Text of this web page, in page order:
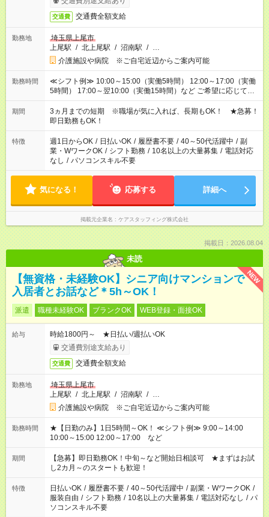
交通費 交通費全額支給
勤務地
埼玉県上尾市
上尾駅 / 北上尾駅 / 沼南駅 / …
介護施設や病院 ※ご自宅近辺からご案内可能
勤務時間
≪シフト例≫ 10:00～15:00（実働5時間） 12:00～17:00（実働
5時間） 17:00～翌10:00（実働15時間）など ご希望に応じて、
働く時間は調整できます！ お気軽に担当へ相談ください！
期間
3ヵ月までの短期 ※職場が気に入れば、長期もOK！ ★急募！
即日勤務もOK！
特徴 週1日からOK / 日払いOK / 履歴書不要 / 40～50代活躍中 / 副
業・WワークOK / シフト勤務 / 10名以上の大量募集 / 電話対応
なし / パソコンスキル不要
気になる！ 応募する 詳細へ
掲載元企業名 ケアスタッフィング株式会社
掲載日：2026.08.04
未読
NEW
【無資格・未経験OK】シニア向けマンションで
入居者とお話など＊5h～OK！
派遣 職種未経験OK ブランクOK WEB登録・面接OK
給与
時給1800円～ ★日払い/週払いOK
交通費別途支給あり
交通費 交通費全額支給
勤務地
埼玉県上尾市
上尾駅 / 北上尾駅 / 沼南駅 / …
介護施設や病院 ※ご自宅近辺からご案内可能
勤務時間
★【日勤のみ】1日5時間～OK！ ≪シフト例≫ 9:00～14:00
10:00～15:00 12:00～17:00 など
期間
【急募】即日勤務OK！中旬～など開始日相談可 ★まずはお試
し2カ月～のスタートも歓迎！
特徴 日払いOK / 履歴書不要 / 40～50代活躍中 / 副業・WワークOK /
服装自由 / シフト勤務 / 10名以上の大量募集 / 電話対応なし / パ
ソコンスキル不要